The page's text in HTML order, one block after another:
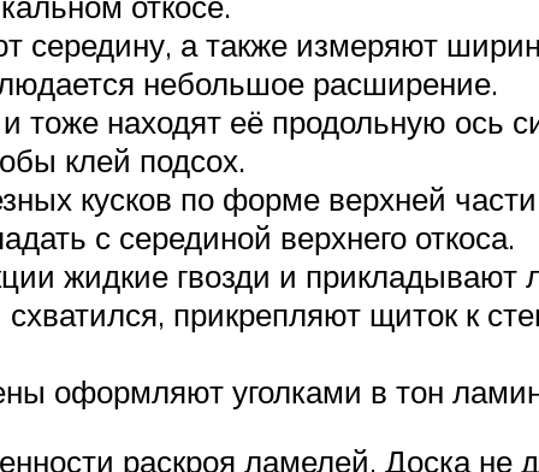
середину, а также измеряют
небольшое расширение.
находят её продольную ось
клей подсох.
кусков по форме верхней
с серединой верхнего откоса.
жидкие гвозди и прикладывают
прикрепляют щиток к
оформляют уголками в тон
раскроя ламелей. Доска не